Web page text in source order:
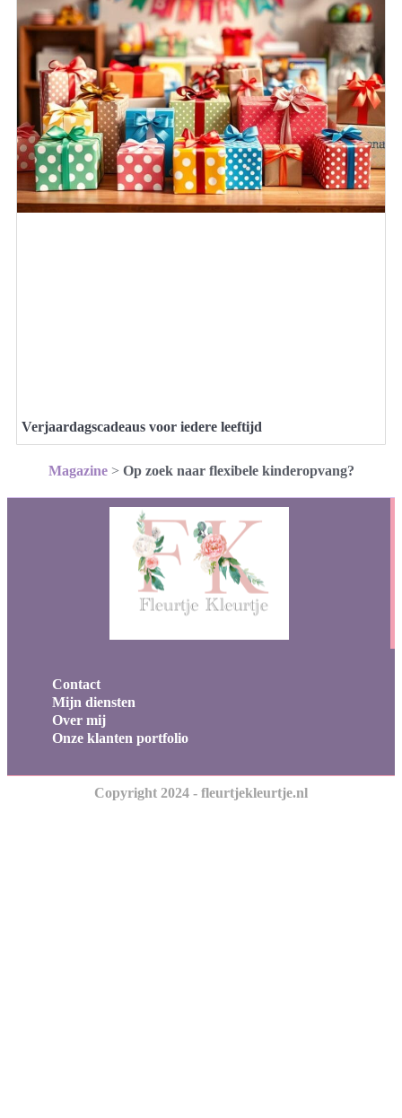
Verjaardagscadeaus voor iedere leeftijd
Magazine> Op zoek naar flexibele kinderopvang?
Contact
Mijn diensten
Over mij
Onze klanten portfolio
Copyright 2024 - fleurtjekleurtje.nl